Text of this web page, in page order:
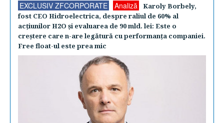
EXCLUSIV ZFCORPORATE Analiză
Karoly Borbely,
fost CEO Hidroelectrica, despre raliul de 60% al
acţiunilor H2O şi evaluarea de 90 mld. lei: Este o
creştere care n-are legătură cu performanţa companiei.
Free float-ul este prea mic